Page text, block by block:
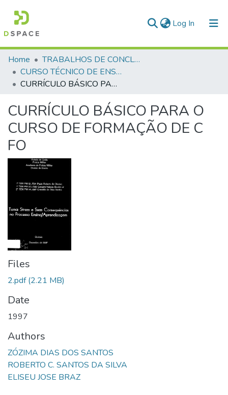
Log In (current)
Communities & Collections
All of DSpace
Home
TRABALHOS DE CONCLUSÃO DE CURSO - CTE (CURSO TÉCNICO DE ENSINO)
CURSO TÉCNICO DE ENSINO - CTE - 1997
CURRÍCULO BÁSICO PARA O CURSO DE FORMAÇÃO DE C FO
CURRÍCULO BÁSICO PARA O
CURSO DE FORMAÇÃO DE C
FO
Files
2.pdf(2.21 MB)
Date
1997
Authors
ZÓZIMA DIAS DOS SANTOS
ROBERTO C. SANTOS DA SILVA
ELISEU JOSE BRAZ